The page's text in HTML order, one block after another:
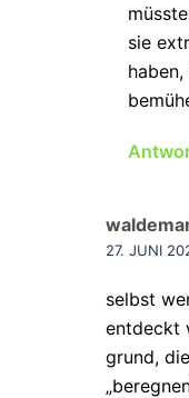
sie
27. JUNI
selbst
entdeckt
grund,